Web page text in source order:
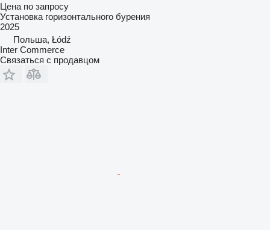
Цена по запросу
Установка горизонтального бурения
2025
Польша, Łódź
Inter Commerce
Связаться с продавцом